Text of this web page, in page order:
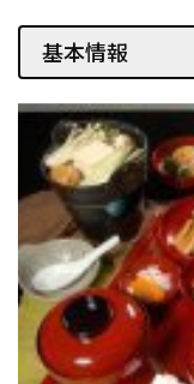
基本情報